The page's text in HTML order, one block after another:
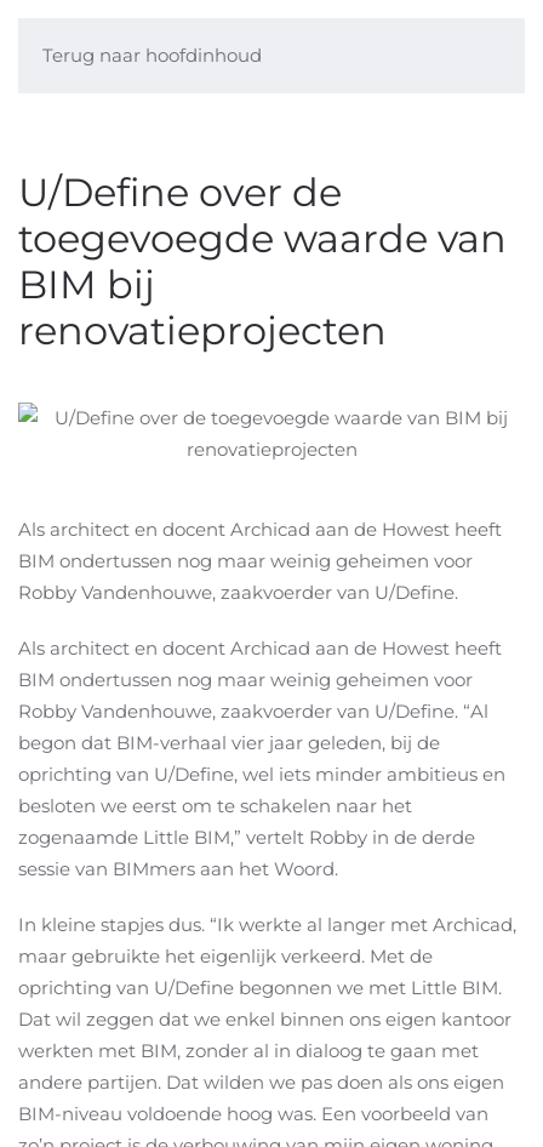
Terug naar hoofdinhoud
U/Define over de
toegevoegde waarde van
BIM bij
renovatieprojecten
Als architect en docent Archicad aan de Howest heeft
BIM ondertussen nog maar weinig geheimen voor
Robby Vandenhouwe, zaakvoerder van U/Define.
Als architect en docent Archicad aan de Howest heeft
BIM ondertussen nog maar weinig geheimen voor
Robby Vandenhouwe, zaakvoerder van U/Define. “Al
begon dat BIM-verhaal vier jaar geleden, bij de
oprichting van U/Define, wel iets minder ambitieus en
besloten we eerst om te schakelen naar het
zogenaamde Little BIM,” vertelt Robby in de derde
sessie van BIMmers aan het Woord.
In kleine stapjes dus. “Ik werkte al langer met Archicad,
maar gebruikte het eigenlijk verkeerd. Met de
oprichting van U/Define begonnen we met Little BIM.
Dat wil zeggen dat we enkel binnen ons eigen kantoor
werkten met BIM, zonder al in dialoog te gaan met
andere partijen. Dat wilden we pas doen als ons eigen
BIM-niveau voldoende hoog was. Een voorbeeld van